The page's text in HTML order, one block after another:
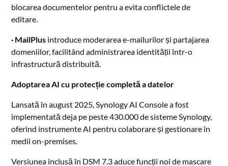
blocarea documentelor pentru a evita conflictele de
editare.
· MailPlus introduce moderarea e-mailurilor și partajarea
domeniilor, facilitând administrarea identității într-o
infrastructură distribuită.
Adoptarea AI cu protecție completă a datelor
Lansată în august 2025, Synology AI Console a fost
implementată deja pe peste 430.000 de sisteme Synology,
oferind instrumente AI pentru colaborare și gestionare în
medii on-premises.
Versiunea inclusă în DSM 7.3 aduce funcții noi de mascare